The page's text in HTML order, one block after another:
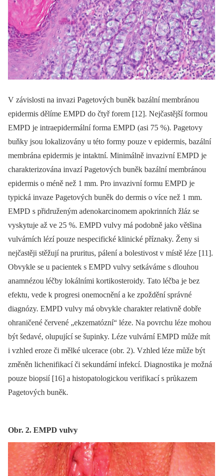
V závislosti na invazi Pagetových buněk bazální membránou
epidermis dělíme EMPD do čtyř forem [12]. Nejčastější formou
EMPD je intraepidermální forma EMPD (asi 75 %). Pagetovy
buňky jsou lokalizovány u této formy pouze v epidermis, bazální
membrána epidermis je intaktní. Minimálně invazivní EMPD je
charakterizována invazí Pagetových buněk bazální membránou
epidermis o méně než 1 mm. Pro invazivní formu EMPD je
typická invaze Pagetových buněk do dermis o více než 1 mm.
EMPD s přidruženým adenokarcinomem apokrinních žláz se
vyskytuje až ve 25 %. EMPD vulvy má podobně jako většina
vulvárních lézí pouze nespecifické klinické příznaky. Ženy si
nejčastěji stěžují na pruritus, pálení a bolestivost v místě léze [11].
Obvykle se u pacientek s EMPD vulvy setkáváme s dlouhou
anamnézou léčby lokálními kortikosteroidy. Tato léčba je bez
efektu, vede k progresi onemocnění a ke zpoždění správné
diagnózy. EMPD vulvy má obvykle charakter relativně dobře
ohraničené červené „ekzematózní“ léze. Na povrchu léze mohou
být šedavé, olupující se šupinky. Léze vulvární EMPD může mít
i vzhled eroze či mělké ulcerace (obr. 2). Vzhled léze může být
změněn lichenifikací či sekundární infekcí. Diagnostika je možná
pouze biopsií [16] a histopatologickou verifikací s průkazem
Pagetových buněk.
Obr. 2. EMPD vulvy